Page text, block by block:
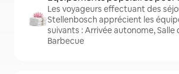
Les voyageurs effectuant des
Stellenbosch apprécient les
suivants : Arrivée autonome,
Barbecue